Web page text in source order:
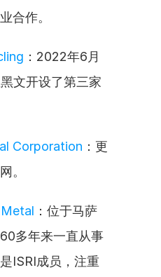
合作。
：2022年6月
文开设了第三家
Corporation ：更
。
：位于马萨
多年来一直从事
ISRI成员，注重